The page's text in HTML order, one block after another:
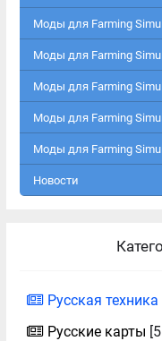
Моды для Farming
Моды для Farming
Моды для Farming
Моды для Farming
Моды для Farming
Новости
Русская техника
Русские карты